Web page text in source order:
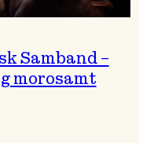
Samband –
morosamt